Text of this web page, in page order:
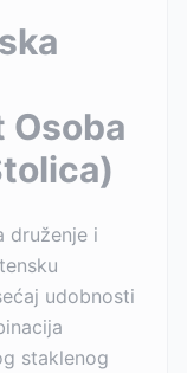
Osoba
druženje i
udobnosti
staklenog